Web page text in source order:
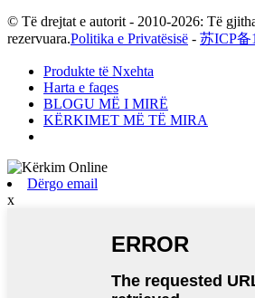
© Të drejtat e autorit - 2010-2026: Të
rezervuara.Politika e Privatësisë - 苏ICP备
Produkte të Nxehta
Harta e faqes
BLOGU MË I MIRË
KËRKIMET MË TË MIRA
Dërgo email
x